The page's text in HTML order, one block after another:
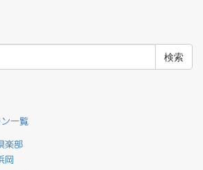
一覧
楽部
岡